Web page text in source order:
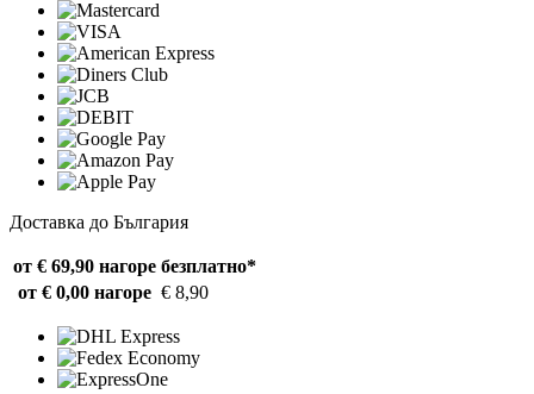
Доставка до България
от € 69,90 нагоре безплатно*
от € 0,00 нагоре € 8,90